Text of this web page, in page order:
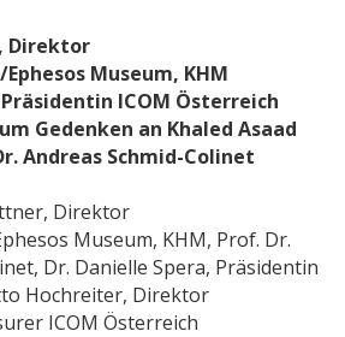
Direktor
Museum, KHM
ICOM Österreich
Gedenken an Khaled Asaad
Andreas Schmid-Colinet
Direktor
Museum, KHM, Prof. Dr.
Dr. Danielle Spera, Präsidentin
Hochreiter, Direktor
ICOM Österreich